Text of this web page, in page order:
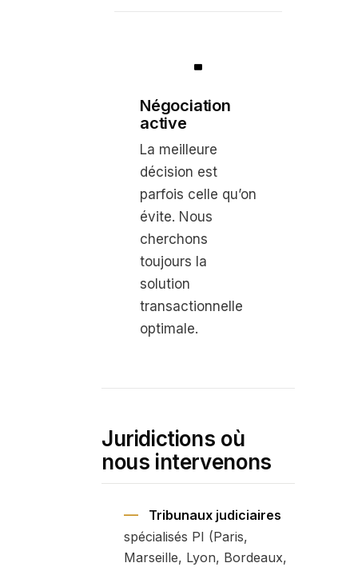
Négociation
active
La meilleure
décision est
parfois celle qu’on
évite. Nous
cherchons
toujours la
solution
transactionnelle
optimale.
Juridictions où
nous intervenons
Tribunaux judiciaires
spécialisés PI (Paris,
Marseille, Lyon, Bordeaux,